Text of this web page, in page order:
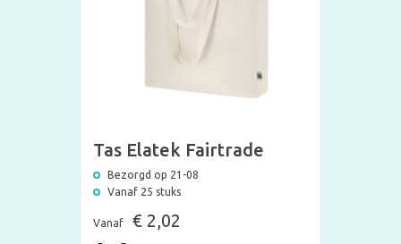
Tas Elatek Fairtrade
Bezorgd op 21-08
Vanaf 25 stuks
Vanaf € 2,02